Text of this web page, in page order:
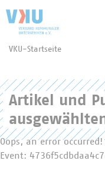
VKU-Startseite
Artikel und
Oops, an error
Event: